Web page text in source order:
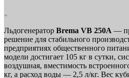
Льдогенератор Brema VB 250A —
решение для стабильного
предприятиях общественного
модели достигает 105 кг в сутки,
воздушная, вместимость
кг, а расход воды — 2,5 л/кг. Вес